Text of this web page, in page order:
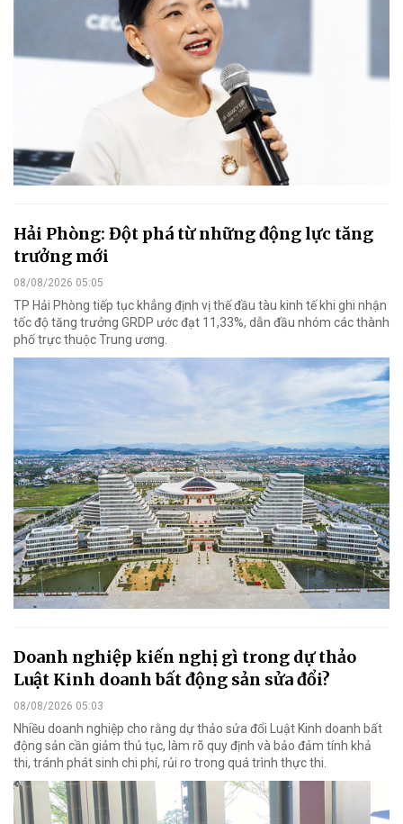
Hải Phòng: Đột phá từ những động lực tăng
trưởng mới
08/08/2026 05:05
TP Hải Phòng tiếp tục khẳng định vị thế đầu tàu kinh tế khi ghi nhận
tốc độ tăng trưởng GRDP ước đạt 11,33%, dẫn đầu nhóm các thành
phố trực thuộc Trung ương.
Doanh nghiệp kiến nghị gì trong dự thảo
Luật Kinh doanh bất động sản sửa đổi?
08/08/2026 05:03
Nhiều doanh nghiệp cho rằng dự thảo sửa đổi Luật Kinh doanh bất
động sản cần giảm thủ tục, làm rõ quy định và bảo đảm tính khả
thi, tránh phát sinh chi phí, rủi ro trong quá trình thực thi.